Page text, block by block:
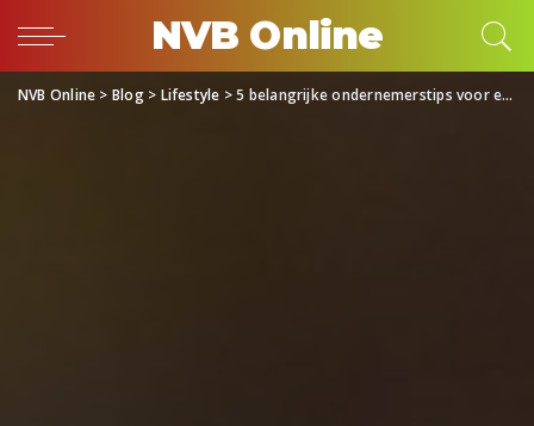
NVB Online
NVB Online > Blog> Lifestyle >5 belangrijke ondernemerstips voor een startende ondernemer!